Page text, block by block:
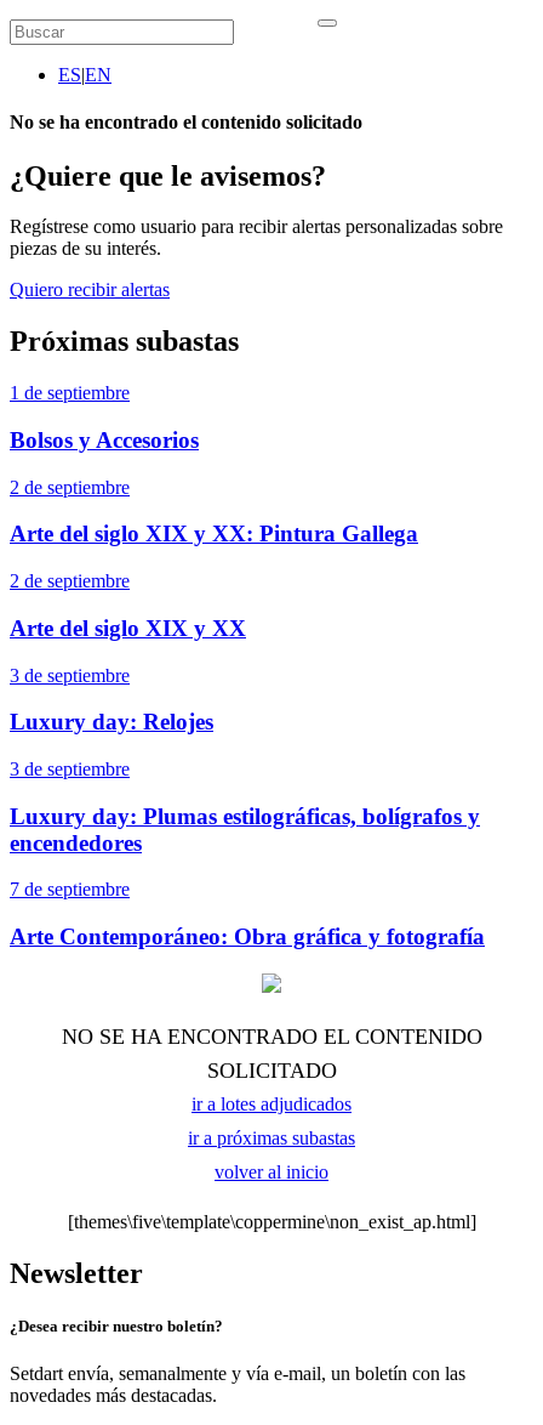
ES|EN
No se ha encontrado el contenido solicitado
¿Quiere que le avisemos?
Regístrese como usuario para recibir alertas personalizadas sobre
piezas de su interés.
Quiero recibir alertas
Próximas subastas
1 de septiembre
Bolsos y Accesorios
2 de septiembre
Arte del siglo XIX y XX: Pintura Gallega
2 de septiembre
Arte del siglo XIX y XX
3 de septiembre
Luxury day: Relojes
3 de septiembre
Luxury day: Plumas estilográficas, bolígrafos y
encendedores
7 de septiembre
Arte Contemporáneo: Obra gráfica y fotografía
NO SE HA ENCONTRADO EL CONTENIDO
SOLICITADO
ir a lotes adjudicados
ir a próximas subastas
volver al inicio
[themes\five\template\coppermine\non_exist_ap.html]
Newsletter
¿Desea recibir nuestro boletín?
Setdart envía, semanalmente y vía e-mail, un boletín con las
novedades más destacadas.